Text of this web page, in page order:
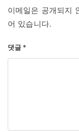
이메일은 공개되지
어 있습니다.
댓글 *